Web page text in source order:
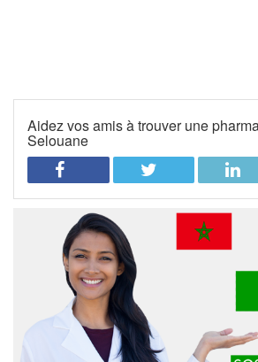
Aidez vos amis à trouver une
Selouane